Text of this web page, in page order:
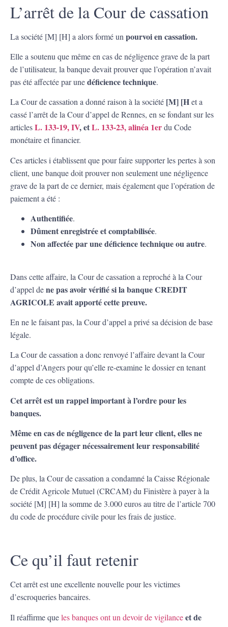
L’arrêt de la Cour de cassation
La société [M] [H] a alors formé un pourvoi en cassation.
Elle a soutenu que même en cas de négligence grave de la part
de l’utilisateur, la banque devait prouver que l’opération n’avait
pas été affectée par unedéficience technique.
La Cour de cassation a donné raison à la société [M] [Het a
cassé l’arrêt de la Cour d’appel de Rennes, en se fondant sur les
articlesL. 133-19, IV, etL. 133-23, alinéa 1erdu Code
monétaire et financier.
Ces articles i établissent que pour faire supporter les pertes à son
client, une banque doit prouver non seulement une négligence
grave de la part de ce dernier, mais également que l’opération de
paiement a été :
Authentifiée.
Dûment enregistrée et comptabilisée.
Non affectée par une déficience technique ou autre.
Dans cette affaire, la Cour de cassation a reproché à la Cour
d’appel dene pas avoir vérifié si la banque CREDIT
AGRICOLE avait apporté cette preuve.
En ne le faisant pas, la Cour d’appel a privé sa décision de base
légale.
La Cour de cassation a donc renvoyé l’affaire devant la Cour
d’appel d’Angers pour qu’elle re-examine le dossier en tenant
compte de ces obligations.
Cet arrêt est un rappel important à l’ordre pour les
banques.
Même en cas de négligence de la part leur client, elles ne
peuvent pas dégager nécessairement leur responsabilité
d’office.
De plus, la Cour de cassation a condamné la Caisse Régionale
de Crédit Agricole Mutuel (CRCAM) du Finistère à payer à la
société [M] [H] la somme de 3.000 euros au titre de l’article 700
du code de procédure civile pour les frais de justice.
Ce qu’il faut retenir
Cet arrêt est une excellente nouvelle pour les victimes
d’escroqueries bancaires.
Il réaffirme queles banques ont un devoir de vigilanceet de